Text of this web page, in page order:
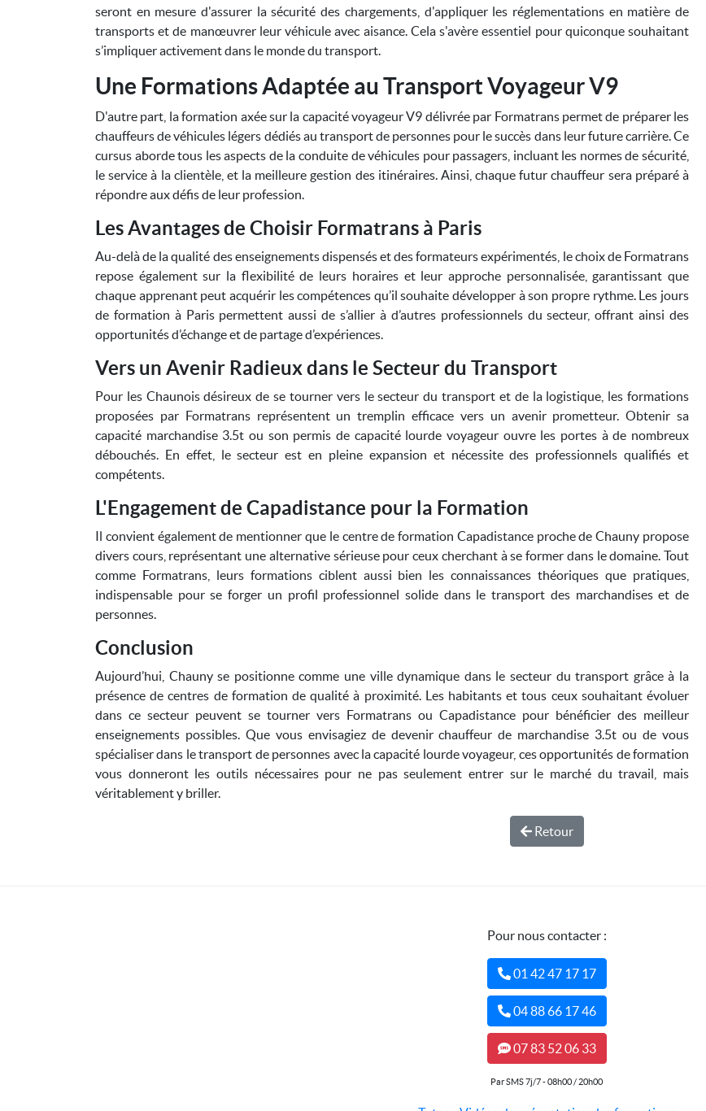
seront en mesure d'assurer la sécurité des chargements, d'appliquer les réglementations en matière de
transports et de manœuvrer leur véhicule avec aisance. Cela s'avère essentiel pour quiconque souhaitant
s’impliquer activement dans le monde du transport.
Une Formations Adaptée au Transport Voyageur V9
D'autre part, la formation axée sur la capacité voyageur V9 délivrée par Formatrans permet de préparer les
chauffeurs de véhicules légers dédiés au transport de personnes pour le succès dans leur future carrière. Ce
cursus aborde tous les aspects de la conduite de véhicules pour passagers, incluant les normes de sécurité,
le service à la clientèle, et la meilleure gestion des itinéraires. Ainsi, chaque futur chauffeur sera préparé à
répondre aux défis de leur profession.
Les Avantages de Choisir Formatrans à Paris
Au-delà de la qualité des enseignements dispensés et des formateurs expérimentés, le choix de Formatrans
repose également sur la flexibilité de leurs horaires et leur approche personnalisée, garantissant que
chaque apprenant peut acquérir les compétences qu’il souhaite développer à son propre rythme. Les jours
de formation à Paris permettent aussi de s’allier à d’autres professionnels du secteur, offrant ainsi des
opportunités d’échange et de partage d’expériences.
Vers un Avenir Radieux dans le Secteur du Transport
Pour les Chaunois désireux de se tourner vers le secteur du transport et de la logistique, les formations
proposées par Formatrans représentent un tremplin efficace vers un avenir prometteur. Obtenir sa
capacité marchandise 3.5t ou son permis de capacité lourde voyageur ouvre les portes à de nombreux
débouchés. En effet, le secteur est en pleine expansion et nécessite des professionnels qualifiés et
compétents.
L'Engagement de Capadistance pour la Formation
Il convient également de mentionner que le centre de formation Capadistance proche de Chauny propose
divers cours, représentant une alternative sérieuse pour ceux cherchant à se former dans le domaine. Tout
comme Formatrans, leurs formations ciblent aussi bien les connaissances théoriques que pratiques,
indispensable pour se forger un profil professionnel solide dans le transport des marchandises et de
personnes.
Conclusion
Aujourd’hui, Chauny se positionne comme une ville dynamique dans le secteur du transport grâce à la
présence de centres de formation de qualité à proximité. Les habitants et tous ceux souhaitant évoluer
dans ce secteur peuvent se tourner vers Formatrans ou Capadistance pour bénéficier des meilleur
enseignements possibles. Que vous envisagiez de devenir chauffeur de marchandise 3.5t ou de vous
spécialiser dans le transport de personnes avec la capacité lourde voyageur, ces opportunités de formation
vous donneront les outils nécessaires pour ne pas seulement entrer sur le marché du travail, mais
véritablement y briller.
Retour
Pour nous contacter :
01 42 47 17 17
04 88 66 17 46
07 83 52 06 33
Par SMS 7j/7 - 08h00 / 20h00